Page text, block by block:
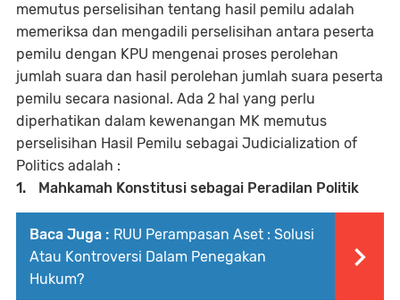
memutus perselisihan tentang hasil pemilu adalah
memeriksa dan mengadili perselisihan antara peserta
pemilu dengan KPU mengenai proses perolehan
jumlah suara dan hasil perolehan jumlah suara peserta
pemilu secara nasional. Ada 2 hal yang perlu
diperhatikan dalam kewenangan MK memutus
perselisihan Hasil Pemilu sebagai Judicialization of
Politics adalah :
1.
Mahkamah Konstitusi sebagai Peradilan Politik
Baca Juga : RUU Perampasan Aset : Solusi
Atau Kontroversi Dalam Penegakan
Hukum?